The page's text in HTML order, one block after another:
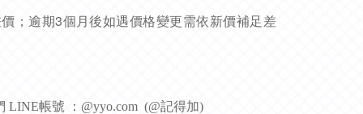
；逾期3個月後如遇價格變更需依新價補足差
LINE帳號 ：@yyo.com (@記得加)